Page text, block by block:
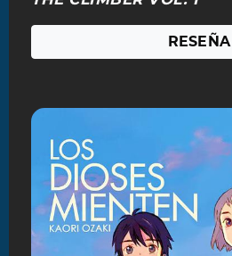
RESEÑA